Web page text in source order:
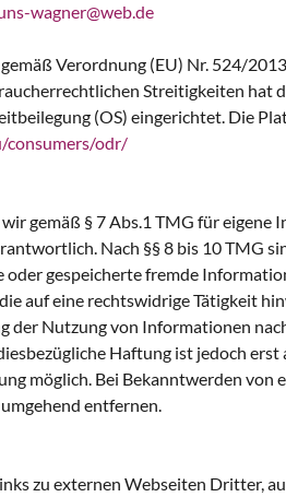
wagner@web.de
Verordnung (EU) Nr. 524/
Streitigkeiten hat
(OS) eingerichtet. Die
consumers/odr/
gemäß § 7 Abs.1 TMG für eigene
Nach §§ 8 bis 10 TMG
gespeicherte fremde
auf eine rechtswidrige Tätigkeit
der Nutzung von Informationen
Haftung ist jedoch
möglich. Bei Bekanntwerden von
entfernen.
zu externen Webseiten Dritter,